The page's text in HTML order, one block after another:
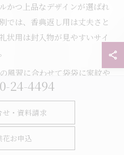
かつ上品なデザインが選ばれ
では、香典返し用は丈夫さと
状用は封入物が見やすいサイ
風習に合わせて袋袋に家紋や
るケースもあります。埼玉県
地元工場では、こうした細や
が整っており、用途や宗派ご
案をもらうのが失敗を防ぐコ
24-4494
せ・資料請求
花お申込